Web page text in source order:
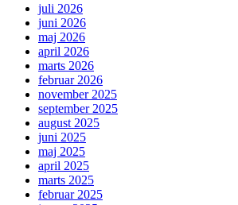
juli 2026
juni 2026
maj 2026
april 2026
marts 2026
februar 2026
november 2025
september 2025
august 2025
juni 2025
maj 2025
april 2025
marts 2025
februar 2025